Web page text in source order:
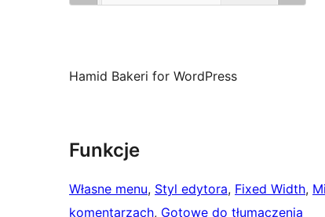
Hamid Bakeri for WordPress
Funkcje
Własne menu, Styl edytora, Fixed Width,
komentarzach, Gotowe do tłumaczenia